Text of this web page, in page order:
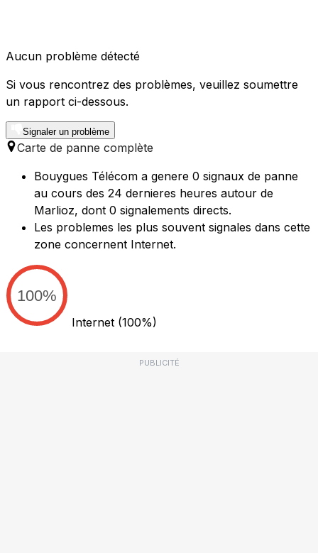
Aucun problème détecté
Si vous rencontrez des problèmes, veuillez soumettre
un rapport ci-dessous.
Signaler un problème
Carte de panne complète
Bouygues Télécom a genere 0 signaux de panne
au cours des 24 dernieres heures autour de
Marlioz, dont 0 signalements directs.
Les problemes les plus souvent signales dans cette
zone concernent Internet.
100%
Internet (100%)
PUBLICITÉ